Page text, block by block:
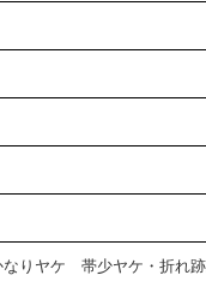
りヤケ 帯少ヤケ・折れ